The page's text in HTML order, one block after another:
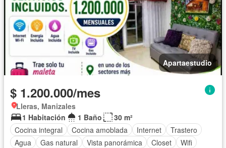
Apartaestudio
$ 1.200.000/mes
Lleras, Manizales
1 Habitación
1 Baño
30 m²
Cocina integral
Cocina amoblada Internet
Trastero
Agua
Gas natural Vista panorámica Closet
Wifi